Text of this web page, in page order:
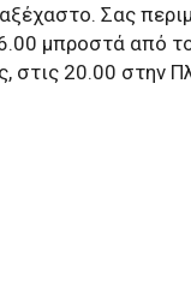
αξέχαστο. Σας
μπροστά από
στις 20.00 στην